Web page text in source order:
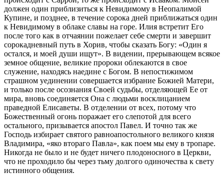
должен один приблизиться к Невидимому в Неопалимой
Купине, и позднее, в течение сорока дней приближаться один
к Невидимому в облаке славы на горе. Илия встретит Его
после того как в отчаянии пожелает себе смерти и завершит
сорокадневный путь в Хорив, чтобы сказать Богу: «Один я
остался, и моей души ищут». В видении, прерывающем всякое
земное общение, великие пророки облекаются в свое
служение, находясь наедине с Богом. В непостижимом
страшном уединении совершается избрание Божией Матери,
и только после осознания Своей судьбы, отделяющей Ее от
мира, вновь соединяется Она с людьми восклицанием
праведной Елисаветы. В отделении от всех, потому что
Божественный огонь поражает его слепотой для всего
остального, призывается апостол Павел. И точно так же
Господь избирает святого равноапостольного великого князя
Владимира, «яко втораго Павла», как поем мы ему в тропаре.
Никогда не было и не будет ничего плодоносного в Церкви,
что не проходило бы через тьму долгого одиночества к свету
истинного общения.